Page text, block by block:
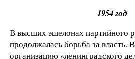
1954 год
В высших эшелонах партийного
продолжалась борьба за власть.
организацию «ленинградского